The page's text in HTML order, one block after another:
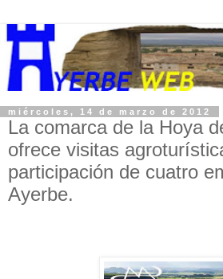
miércoles, 14 de marzo de 2012
La comarca de la Hoya
ofrece visitas
participación de cuatro
Ayerbe.